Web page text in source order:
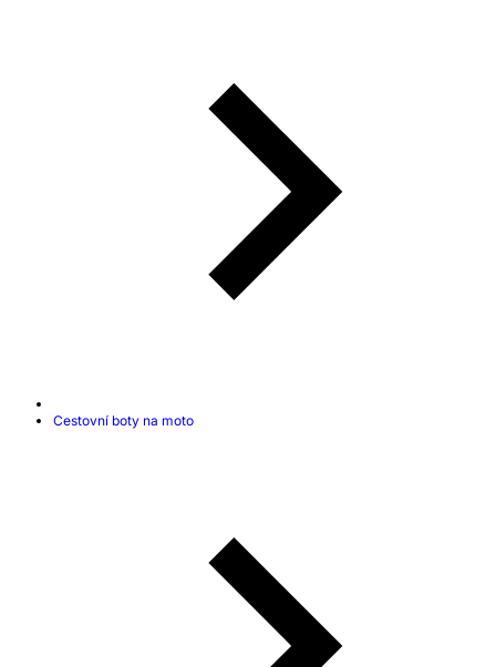
Cestovní boty na moto